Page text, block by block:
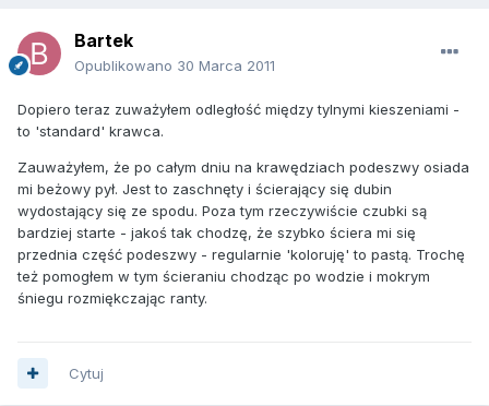
Bartek
Opublikowano 30 Marca 2011
Dopiero teraz zuważyłem odległość między tylnymi kieszeniami -
to 'standard' krawca.
Zauważyłem, że po całym dniu na krawędziach podeszwy osiada
mi beżowy pył. Jest to zaschnęty i ścierający się dubin
wydostający się ze spodu. Poza tym rzeczywiście czubki są
bardziej starte - jakoś tak chodzę, że szybko ściera mi się
przednia część podeszwy - regularnie 'koloruję' to pastą. Trochę
też pomogłem w tym ścieraniu chodząc po wodzie i mokrym
śniegu rozmiękczając ranty.
Cytuj